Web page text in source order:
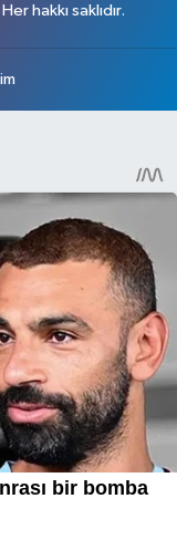
hakkı saklıdır.